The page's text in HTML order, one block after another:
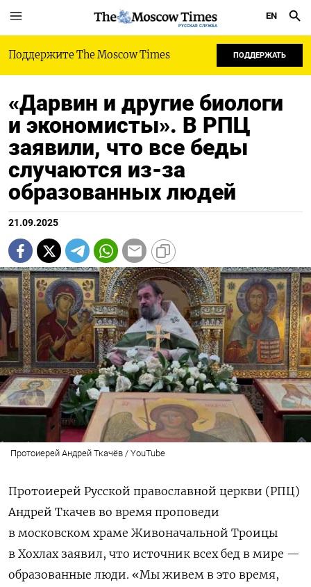
РУССКАЯ СЛУЖБА
EN
Поддержите The Moscow Times ПОДДЕРЖАТЬ
«Дарвин и другие биологи
и экономисты». В РПЦ
заявили, что все беды
случаются из-за
образованных людей
21.09.2025
Протоиерей Андрей Ткачёв / YouTube
Протоиерей Русской православной церкви (РПЦ)
Андрей Ткачев во время проповеди
в московском храме Живоначальной Троицы
в Хохлах заявил, что источник всех бед в мире —
образованные люди. «Мы живем в это время,